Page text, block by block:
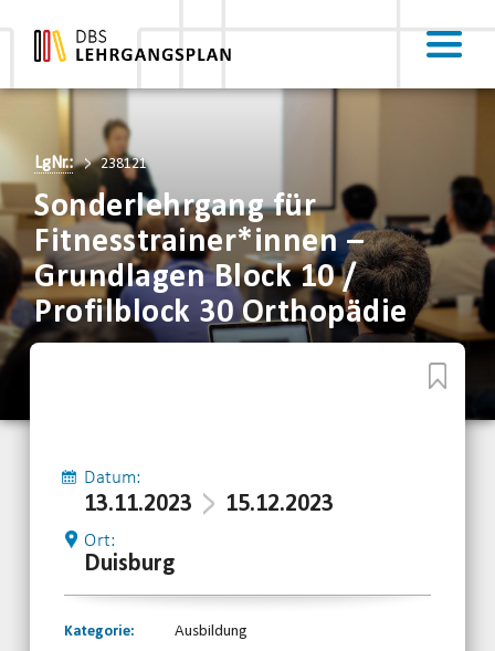
LgNr.: 238121
Sonderlehrgang für
Fitnesstrainer*innen –
Grundlagen Block 10 /
Profilblock 30 Orthopädie
Datum:
13.11.2023 15.12.2023
Ort:
Duisburg
Kategorie:
Ausbildung